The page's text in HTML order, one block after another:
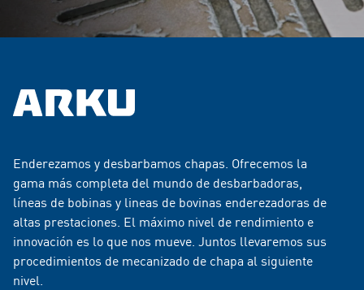
Enderezamos y desbarbamos chapas. Ofrecemos la
gama más completa del mundo de desbarbadoras,
líneas de bobinas y lineas de bovinas enderezadoras de
altas prestaciones. El máximo nivel de rendimiento e
innovación es lo que nos mueve. Juntos llevaremos sus
procedimientos de mecanizado de chapa al siguiente
nivel.